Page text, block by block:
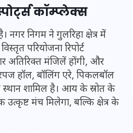
कॉम्प्लेक्स
निगम ने गुलरिहा क्षेत्र में
परियोजना रिपोर्ट
अतिरिक्त मंजिलें होंगी, और
हॉल, बॉलिंग एरे, पिकलबॉल
शामिल है। आय के स्रोत के
मंच मिलेगा, बल्कि क्षेत्र के
Recruitment
में लेखपाल के पदों
का विज्ञापन जारी,
शुरू होंगे आवेदन
16 दिसम्बर 2025